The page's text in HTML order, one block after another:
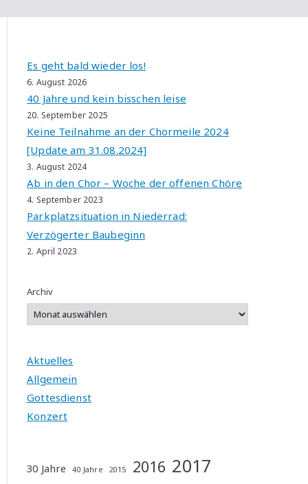
Es geht bald wieder los!
6. August 2026
40 Jahre und kein bisschen leise
20. September 2025
Keine Teilnahme an der Chormeile 2024
[Update am 31.08.2024]
3. August 2024
Ab in den Chor – Woche der offenen Chöre
4. September 2023
Parkplatzsituation in Niederrad:
Verzögerter Baubeginn
2. April 2023
Archiv
Aktuelles
Allgemein
Gottesdienst
Konzert
30 Jahre 40 Jahre 2015 2016 2017